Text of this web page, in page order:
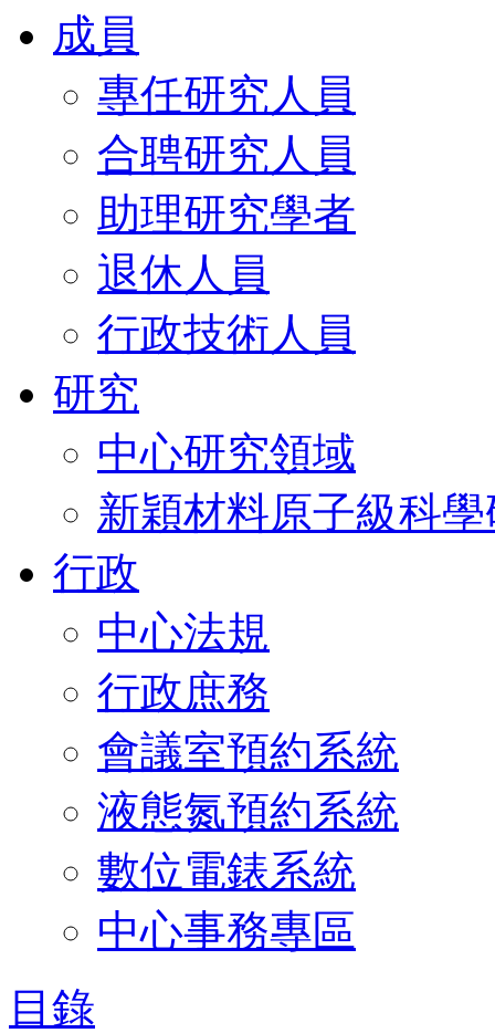
成員
專任研究人員
合聘研究人員
助理研究學者
退休人員
行政技術人員
研究
中心研究領域
新穎材料原子級科
行政
中心法規
行政庶務
會議室預約系統
液態氮預約系統
數位電錶系統
中心事務專區
目錄